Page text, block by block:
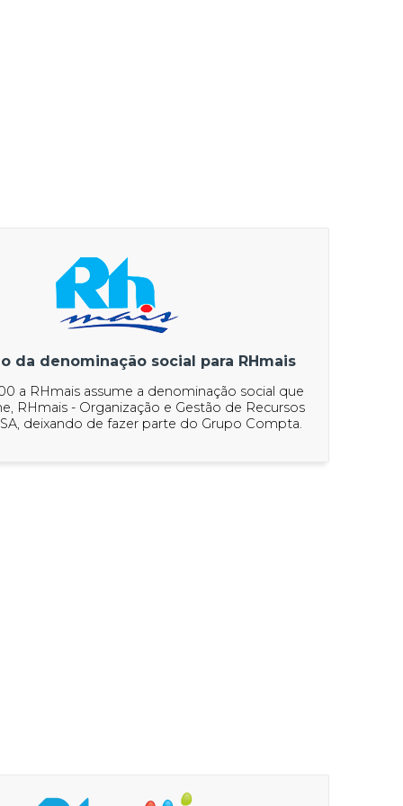
da denominação social para RHmais
a RHmais assume a denominação social que
RHmais - Organização e Gestão de Recursos
deixando de fazer parte do Grupo Compta.